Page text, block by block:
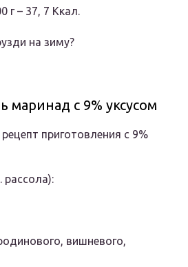
г – 37, 7 Ккал.
на зиму?
маринад с 9% уксусом
приготовления с 9%
рассола):
вишневого,